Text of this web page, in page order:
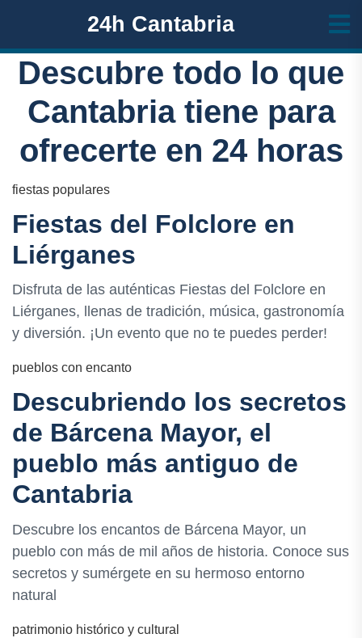
24h Cantabria
Descubre todo lo que
Cantabria tiene para
ofrecerte en 24 horas
fiestas populares
Fiestas del Folclore en
Liérganes
Disfruta de las auténticas Fiestas del Folclore en
Liérganes, llenas de tradición, música, gastronomía
y diversión. ¡Un evento que no te puedes perder!
pueblos con encanto
Descubriendo los secretos
de Bárcena Mayor, el
pueblo más antiguo de
Cantabria
Descubre los encantos de Bárcena Mayor, un
pueblo con más de mil años de historia. Conoce sus
secretos y sumérgete en su hermoso entorno
natural
patrimonio histórico y cultural